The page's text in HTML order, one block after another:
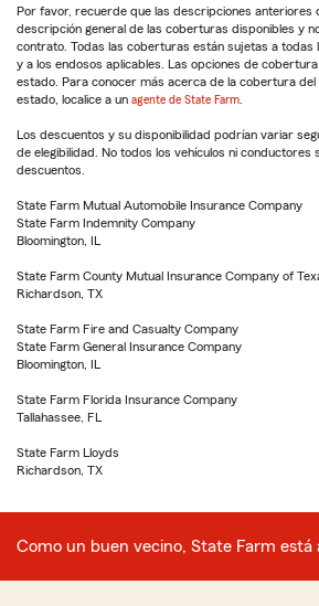
Por favor, recuerde que las descripciones anteriores
descripción general de las coberturas disponibles y
contrato. Todas las coberturas están sujetas a todas
y a los endosos aplicables. Las opciones de
estado. Para conocer más acerca de la cobertura del
estado, localice a un agente de State Farm
Los descuentos y su disponibilidad podrían variar
de elegibilidad. No todos los vehículos ni conductores
descuentos.
State Farm Mutual Automobile Insurance Company
State Farm Indemnity Company
Bloomington, IL
State Farm County Mutual Insurance Company of
Richardson, TX
State Farm Fire and Casualty Company
State Farm General Insurance Company
Bloomington, IL
State Farm Florida Insurance Company
Tallahassee, FL
State Farm Lloyds
Richardson, TX
Como un buen vecino, State Farm está